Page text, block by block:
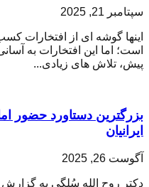
سپتامبر 21, 2025
اینها گوشه ای از افتخارات
است؛ اما این افتخارات به
پیش، تلاش های زیادی...
بزرگترین دستاورد حضور
ایرانیان
آگوست 26, 2025
دکتر روح الله سُلگی به